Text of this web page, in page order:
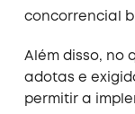
concorrencial
Além disso, no
adotas e
permitir a